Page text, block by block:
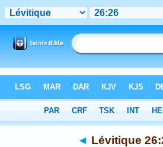
Chapitre 26 > Verset 26
◄ Lévitique